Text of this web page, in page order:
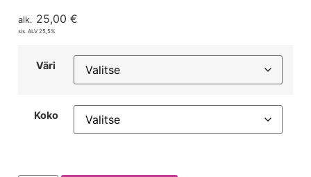
alk. 25,00 €
sis. ALV 25,5%
Väri
Koko